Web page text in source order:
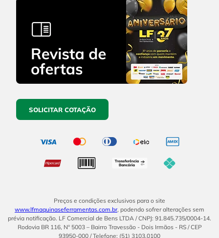
SOLICITAR COTAÇÃO
Preços e condições exclusivos para o site
www.lfmaquinaseferramentas.com.br, podendo sofrer alterações sem
prévia notificação. LF Comercial de Bens LTDA / CNPJ: 91.845.735/0004-14.
Rodovia BR 116, Nº 5003 – Bairro Travessão - Dois Irmãos - RS / CEP
93950-000 / Telefone: (51) 3103.0100